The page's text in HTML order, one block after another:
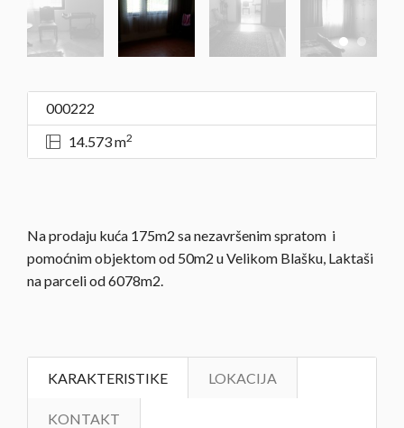
000222
14.573 m2
Na prodaju kuća 175m2 sa nezavršenim spratom i
pomoćnim objektom od 50m2 u Velikom Blašku, Laktaši
na parceli od 6078m2.
KARAKTERISTIKE LOKACIJA
KONTAKT